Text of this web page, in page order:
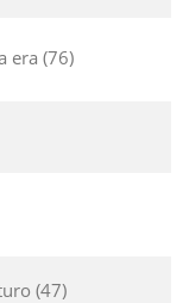
era 76
47